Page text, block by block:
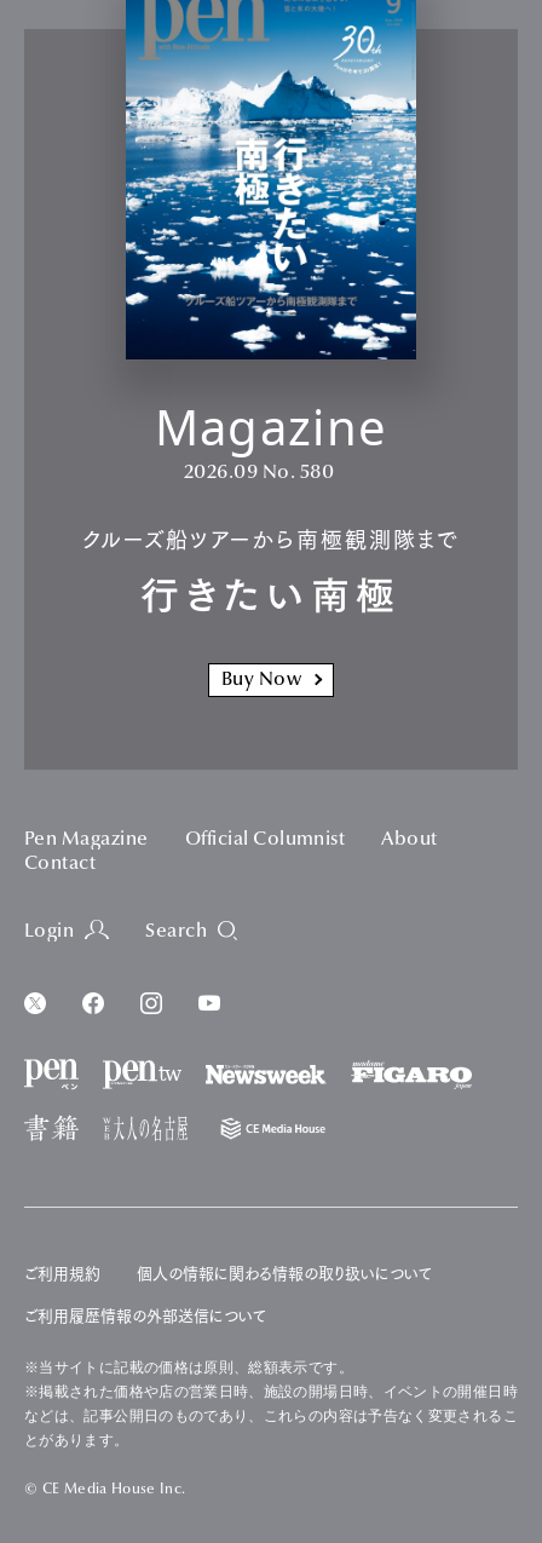
Magazine
2026.09 No. 580
クルーズ船ツアーから南極観測隊まで
行きたい南極
Buy Now
Pen Magazine Official Columnist
About
Contact
Login Search
ご利用規約 個人の情報に関わる情報の取り扱いについて
ご利用履歴情報の外部送信について
※当サイトに記載の価格は原則、総額表示です。
※掲載された価格や店の営業日時、施設の開場日時、イベントの開催日時
などは、記事公開日のものであり、これらの内容は予告なく変更されるこ
とがあります。
© CE Media House Inc.